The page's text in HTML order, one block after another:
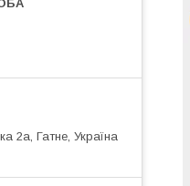
2а, Гатне, Україна